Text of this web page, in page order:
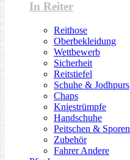
In Reiter
Reithose
Oberbekleidung
Wettbewerb
Sicherheit
Reitstiefel
Schuhe & Jodhpurs
Chaps
Kniestrümpfe
Handschuhe
Peitschen & Sporen
Zubehör
Fahrer Andere